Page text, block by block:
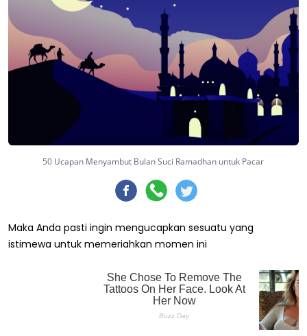
50 Ucapan Menyambut Bulan Suci Ramadhan untuk Pacar
Maka Anda pasti ingin mengucapkan sesuatu yang
istimewa untuk memeriahkan momen ini